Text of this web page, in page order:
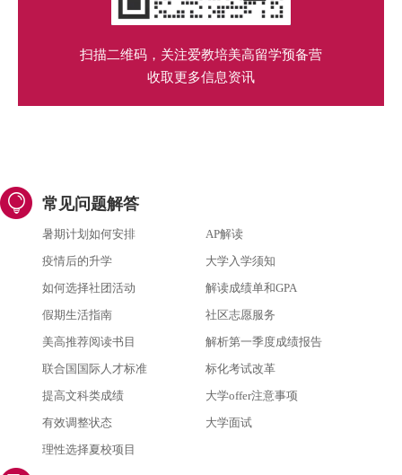
扫描二维码，关注爱教培美高留学预备营
收取更多信息资讯
常见问题解答
暑期计划如何安排
AP解读
疫情后的升学
大学入学须知
如何选择社团活动
解读成绩单和GPA
假期生活指南
社区志愿服务
美高推荐阅读书目
解析第一季度成绩报告
联合国国际人才标准
标化考试改革
提高文科类成绩
大学offer注意事项
有效调整状态
大学面试
理性选择夏校项目